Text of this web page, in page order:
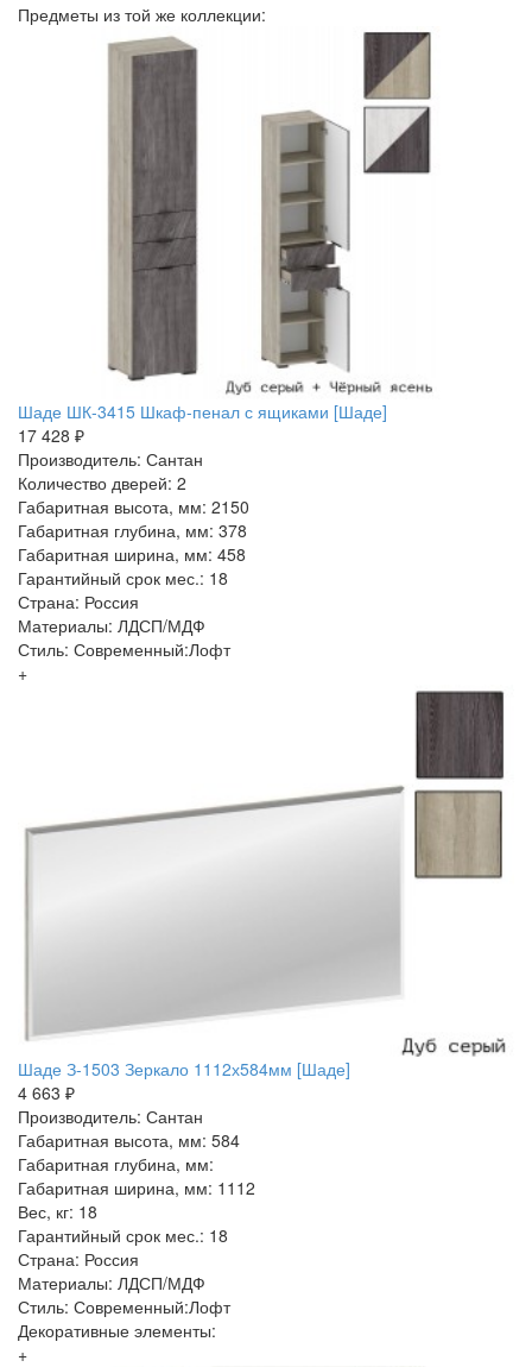
Предметы из той же коллекции:
Шаде ШК-3415 Шкаф-пенал с ящиками [Шаде]
17 428 ₽
Производитель: Сантан
Количество дверей: 2
Габаритная высота, мм: 2150
Габаритная глубина, мм: 378
Габаритная ширина, мм: 458
Гарантийный срок мес.: 18
Страна: Россия
Материалы: ЛДСП/МДФ
Стиль: Современный:Лофт
+
Шаде З-1503 Зеркало 1112х584мм [Шаде]
4 663 ₽
Производитель: Сантан
Габаритная высота, мм: 584
Габаритная глубина, мм:
Габаритная ширина, мм: 1112
Вес, кг: 18
Гарантийный срок мес.: 18
Страна: Россия
Материалы: ЛДСП/МДФ
Стиль: Современный:Лофт
Декоративные элементы:
+